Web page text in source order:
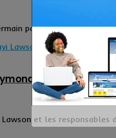
pour ses nombreuses
Kayi Lawson
et les responsables